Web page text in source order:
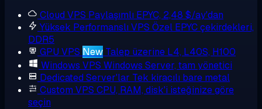
Cloud VPS Paylaşımlı EPYC, 2,48 $/ay'dan
Yüksek Performanslı VPS Özel EPYC çekirdekleri,
DDR5
GPU VPS New Talep üzerine L4, L40S, H100
Windows VPS Windows Server, tam yönetici
Dedicated Server'lar Tek kiracılı bare metal
Custom VPS CPU, RAM, disk'i isteğinize göre
seçin